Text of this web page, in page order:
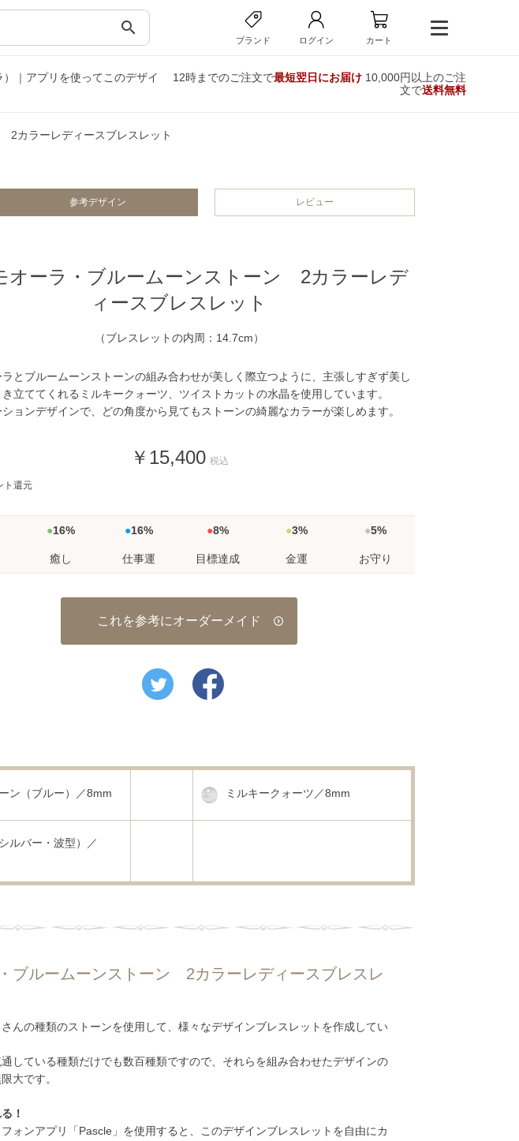
search
ブランド ログイン カート
｜アプリを使ってこのデザイ
12時までのご注文で最短翌日にお届け10,000円以上のご注
文で送料無料
2カラーレディースブレスレット
参考デザイン レビュー
オーラ・ブルームーンストーン 2カラーレデ
ィースブレスレット
（ブレスレットの内周：14.7cm）
ラとブルームーンストーンの組み合わせが美しく際立つように、主張しすぎず美し
き立ててくれるミルキークォーツ、ツイストカットの水晶を使用しています。
ションデザインで、どの角度から見てもストーンの綺麗なカラーが楽しめます。
￥15,400 税込
ト還元
16% 16% 8% 3% 5%
癒し 仕事運 目標達成 金運 お守り
これを参考にオーダーメイド
ン（ブルー）／8mm ミルキークォーツ／8mm
ルバー・波型）／
ブルームーンストーン 2カラーレディースブレスレ
んの種類のストーンを使用して、様々なデザインブレスレットを作成してい
している種類だけでも数百種類ですので、それらを組み合わせたデザインの
大です。
！
ォンアプリ「Pascle」を使用すると、このデザインブレスレットを自由にカ